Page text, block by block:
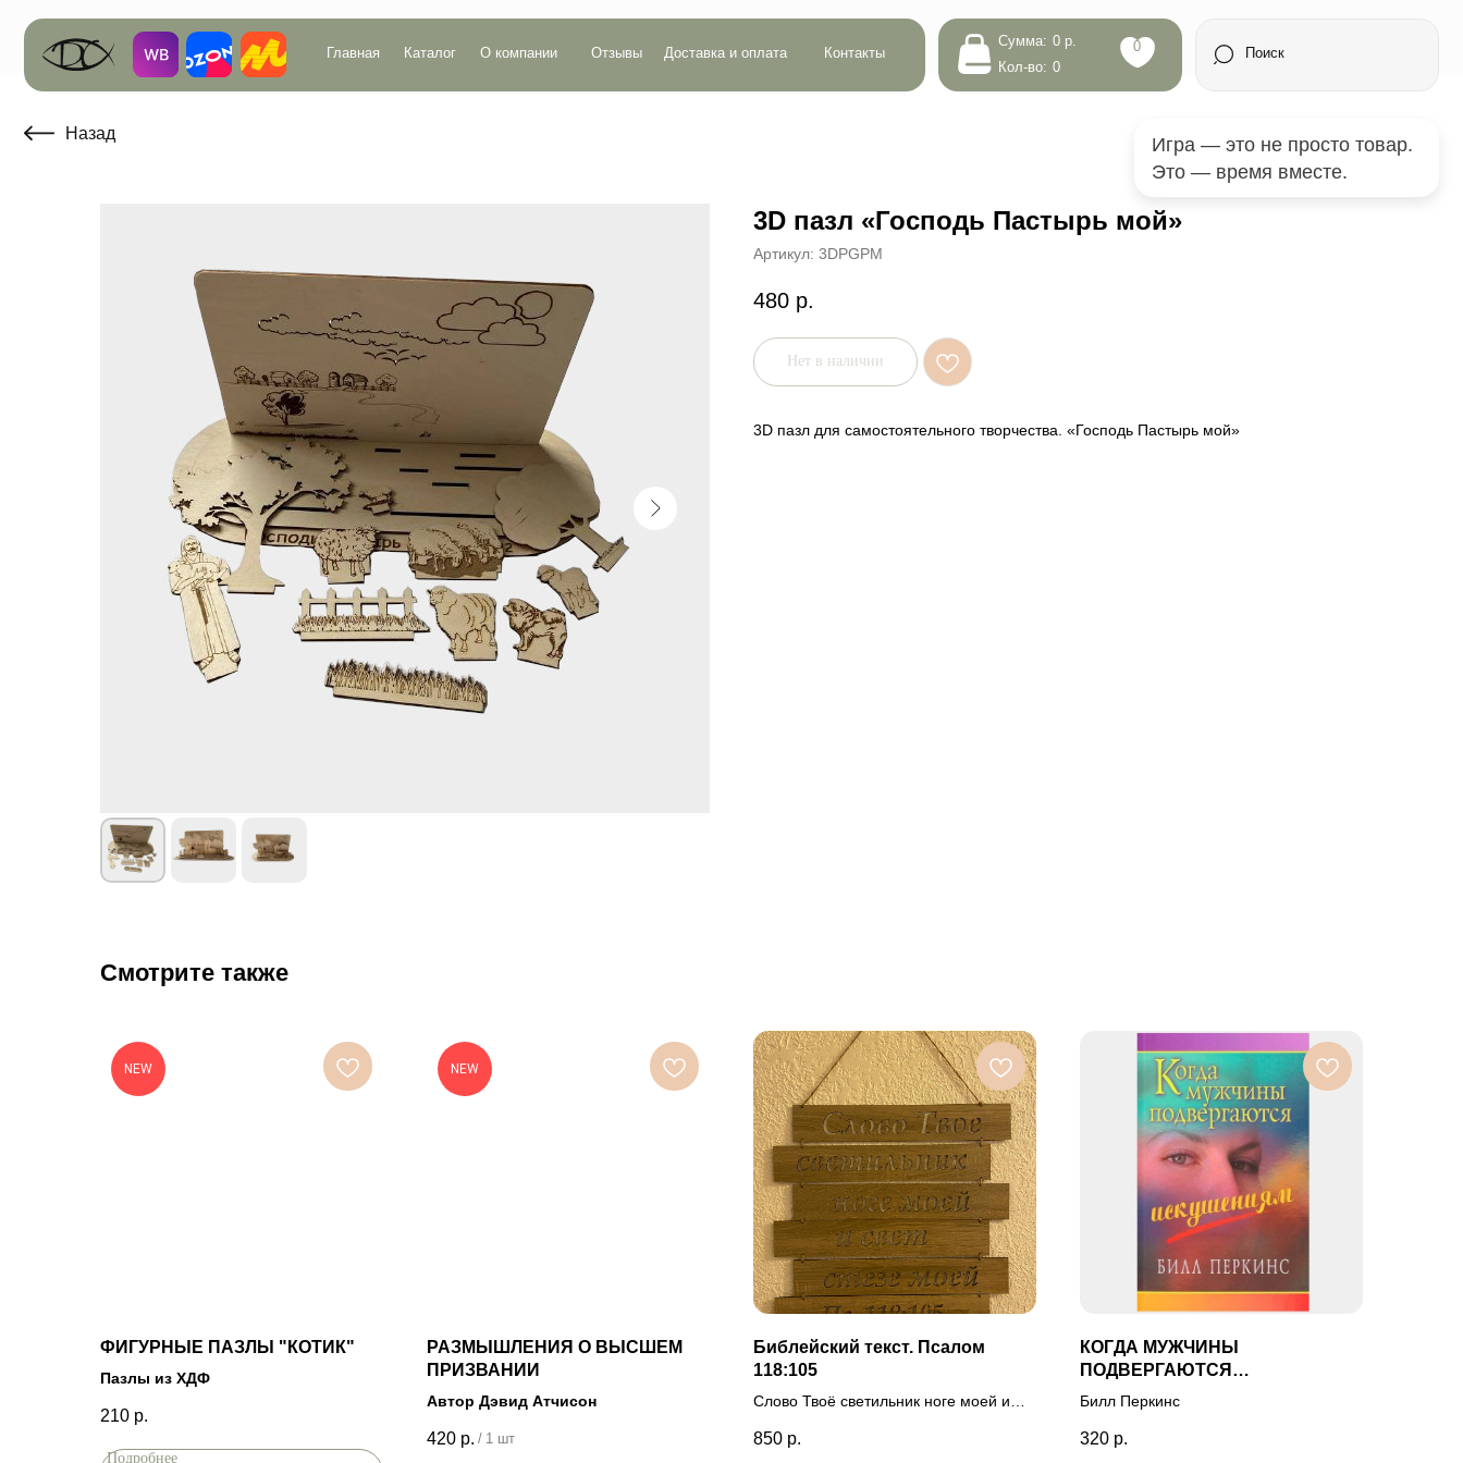
Контакты
0 р.
Сумма:
Поиск
0
Доставка и оплата
Отзывы
О компании
Каталог
Главная
Это — время вместе.
3D пазл «Господь Пастырь мой»
Артикул: 3DPGPM
480 р.
Нет в наличии
3D пазл для самостоятельного творчества. «Господь Пастырь мой»
Смотрите также
NEW
ФИГУРНЫЕ ПАЗЛЫ "КОТИК"
Пазлы из ХДФ
210 р.
Подробнее
NEW
РАЗМЫШЛЕНИЯ О ВЫСШЕМ
ПРИЗВАНИИ
Автор Дэвид Атчисон
420 р. / 1 шт
Библейский текст. Псалом
118:105
Слово Твоё светильник ноге моей и
Псалом 118:105
850 р.
КОГДА МУЖЧИНЫ
ПОДВЕРГАЮТСЯ
ИСКУШЕНИЯМ
Билл Перкинс
320 р.